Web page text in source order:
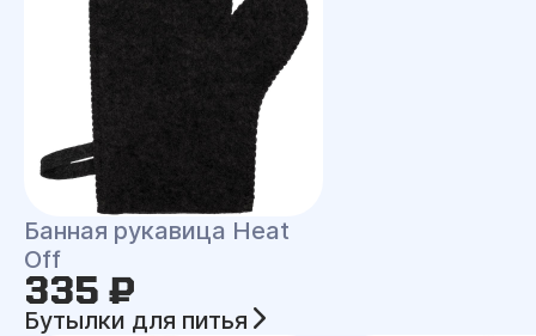
Банная рукавица Heat
Off
335 ₽
Бутылки для питья